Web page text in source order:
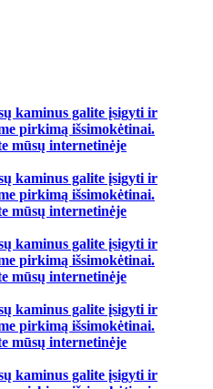
kaminus galite įsigyti ir
pirkimą išsimokėtinai.
mūsų internetinėje
kaminus galite įsigyti ir
pirkimą išsimokėtinai.
mūsų internetinėje
kaminus galite įsigyti ir
pirkimą išsimokėtinai.
mūsų internetinėje
kaminus galite įsigyti ir
pirkimą išsimokėtinai.
mūsų internetinėje
kaminus galite įsigyti ir